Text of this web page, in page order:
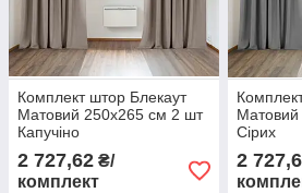
Комплект штор Блекаут
Матовий 250х265 см 2 шт
Капучіно
2 727,62 ₴/
комплект
Сірих
2